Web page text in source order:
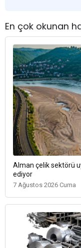
En çok okunan
Alman çelik sektörü
ediyor
7 Ağustos 2026 Cuma